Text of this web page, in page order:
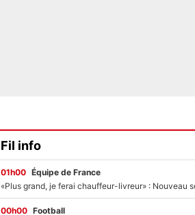
Fil info
01h00 Équipe de France
00h00 Football